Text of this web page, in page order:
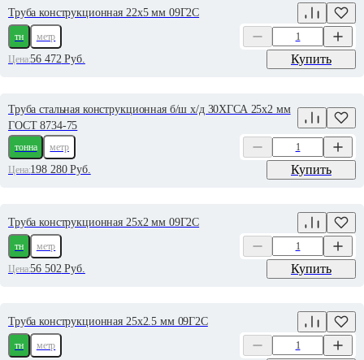
Труба конструкционная 22х5 мм 09Г2С
тн
метр
Цена:56 472Руб. Купить
Труба стальная конструкционная б/ш х/д 30ХГСА 25х2 мм
ГОСТ 8734-75
тонна
метр
Цена:198 280Руб. Купить
Труба конструкционная 25х2 мм 09Г2С
тн
метр
Цена:56 502Руб. Купить
Труба конструкционная 25х2.5 мм 09Г2С
тн
метр